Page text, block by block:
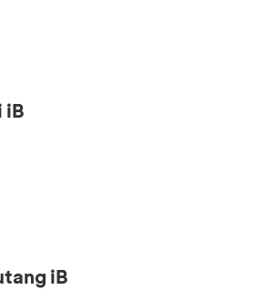
iB
iB